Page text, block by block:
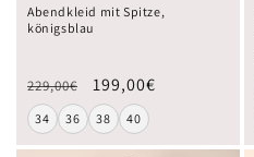
Abendkleid mit Spitze,
königsblau
229,00€ 199,00€
34 36 38 40